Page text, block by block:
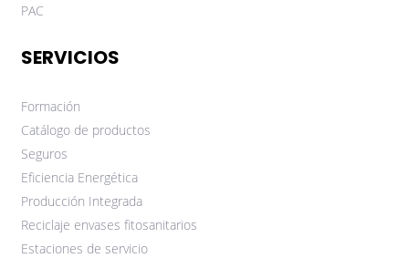
PAC
SERVICIOS
Formación
Catálogo de productos
Seguros
Eficiencia Energética
Producción Integrada
Reciclaje envases fitosanitarios
Estaciones de servicio